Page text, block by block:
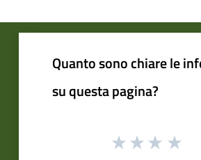
Quanto sono chiare le
su questa pagina?